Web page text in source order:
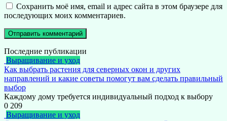
Сохранить моё имя, email и адрес сайта в этом браузере для
последующих моих комментариев.
Последние публикации
Выращивание и уход
Как выбрать растения для северных окон и других
направлений и какие советы помогут вам сделать правильный
выбор
Каждому дому требуется индивидуальный подход к выбору
0 209
Выращивание и уход